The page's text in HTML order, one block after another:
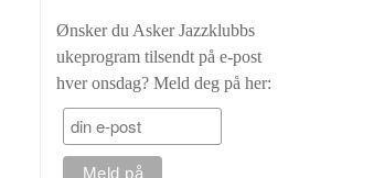
Ønsker du Asker Jazzklubbs
ukeprogram tilsendt på e-post
hver onsdag? Meld deg på her: